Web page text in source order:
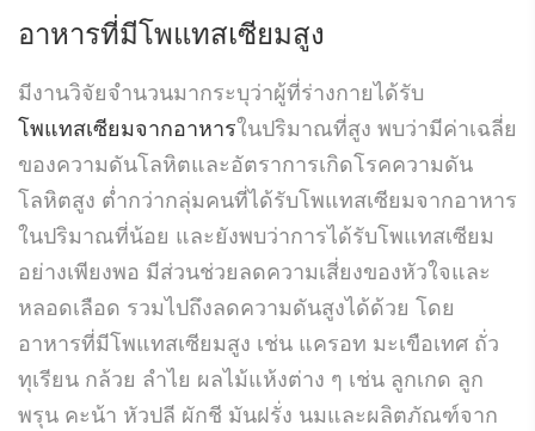
อาหารที่มีโพแทสเซียมสูง
มีงานวิจัยจำนวนมากระบุว่าผู้ที่ร่างกายได้รับ
โพแทสเซียมจากอาหารในปริมาณที่สูง พบว่ามีค่าเฉลี่ย
ของความดันโลหิตและอัตราการเกิดโรคความดัน
โลหิตสูง ต่ำกว่ากลุ่มคนที่ได้รับโพแทสเซียมจากอาหาร
ในปริมาณที่น้อย และยังพบว่าการได้รับโพแทสเซียม
อย่างเพียงพอ มีส่วนช่วยลดความเสี่ยงของหัวใจและ
หลอดเลือด รวมไปถึงลดความดันสูงได้ด้วย โดย
อาหารที่มีโพแทสเซียมสูง เช่น แครอท มะเขือเทศ ถั่ว
ทุเรียน กล้วย ลำไย ผลไม้แห้งต่าง ๆ เช่น ลูกเกด ลูก
พรุน คะน้า หัวปลี ผักชี มันฝรั่ง นมและผลิตภัณฑ์จาก